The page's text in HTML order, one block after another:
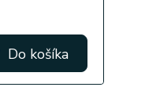
Do košíka